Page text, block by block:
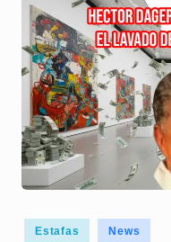
Estafas News